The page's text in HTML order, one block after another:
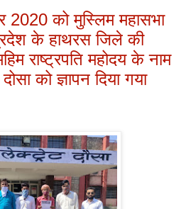
को मुस्लिम महासभा
के हाथरस जिले की
राष्ट्रपति महोदय के नाम
को ज्ञापन दिया गया